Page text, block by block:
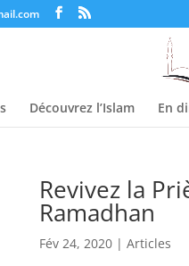
Découvrez l’Islam En
Revivez la
Ramadhan
Fév 24, 2020| Articles